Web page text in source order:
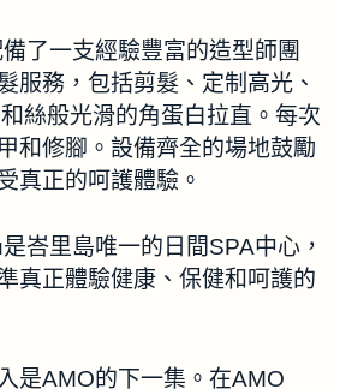
了一支經驗豐富的造型師團
服務，包括剪髮、定制高光、
絲般光滑的角蛋白拉直。每次
和修腳。設備齊全的場地鼓勵
真正的呵護體驗。
峇里島唯一的日間SPA中心，
真正體驗健康、保健和呵護的
是AMO的下一集。在AMO